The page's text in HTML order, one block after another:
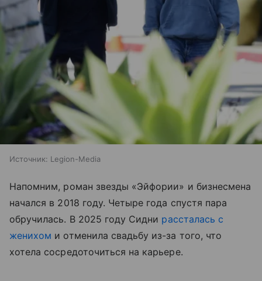
Источник: Legion-Media
Напомним, роман звезды «Эйфории» и бизнесмена
начался в 2018 году. Четыре года спустя пара
обручилась. В 2025 году Сидни рассталась с
женихом и отменила свадьбу из-за того, что
хотела сосредоточиться на карьере.